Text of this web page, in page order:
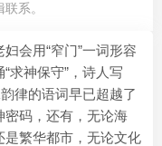
系。
会用“窄门”一词形容
求神保守”，诗人写
律的语词早已超越了
密码，还有，无论海
繁华都市，无论文化